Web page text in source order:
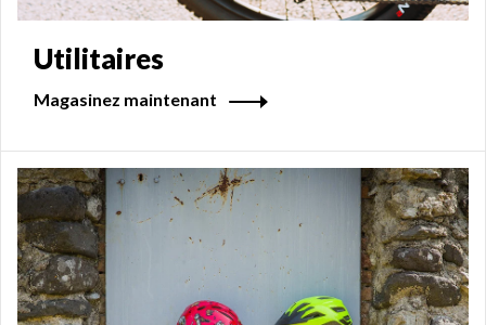
Utilitaires
Magasinez maintenant